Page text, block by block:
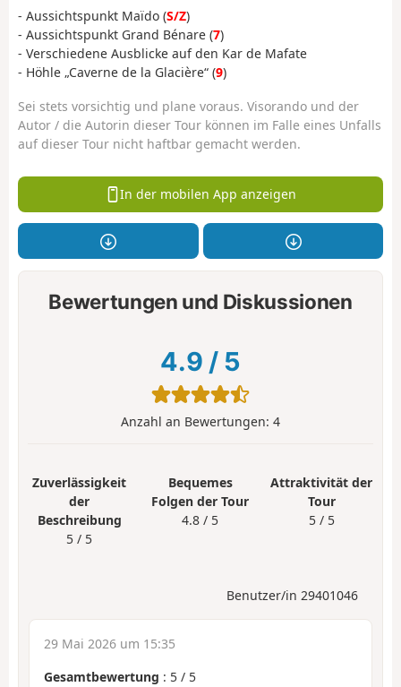
- Aussichtspunkt Maïdo (S/Z)
- Aussichtspunkt Grand Bénare (7)
- Verschiedene Ausblicke auf den Kar de Mafate
- Höhle „Caverne de la Glacière“ (9)
Sei stets vorsichtig und plane voraus. Visorando und der
Autor / die Autorin dieser Tour können im Falle eines Unfalls
auf dieser Tour nicht haftbar gemacht werden.
In der mobilen App anzeigen
Bewertungen und Diskussionen
4.9 / 5
Anzahl an Bewertungen: 4
Zuverlässigkeit
der
Beschreibung
5 / 5
Bequemes
Folgen der Tour
4.8 / 5
Attraktivität der
Tour
5 / 5
Benutzer/in 29401046
29 Mai 2026 um 15:35
Gesamtbewertung : 5 / 5